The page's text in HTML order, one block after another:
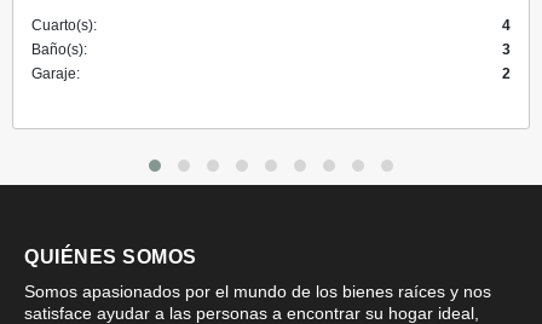
Cuarto(s):
4
Baño(s):
3
Garaje:
2
QUIÉNES SOMOS
Somos apasionados por el mundo de los bienes raíces y nos
satisface ayudar a las personas a encontrar su hogar ideal,